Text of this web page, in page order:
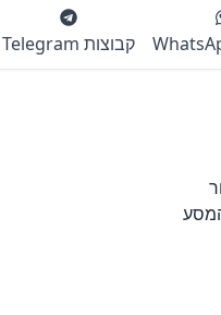
קבוצות Telegram